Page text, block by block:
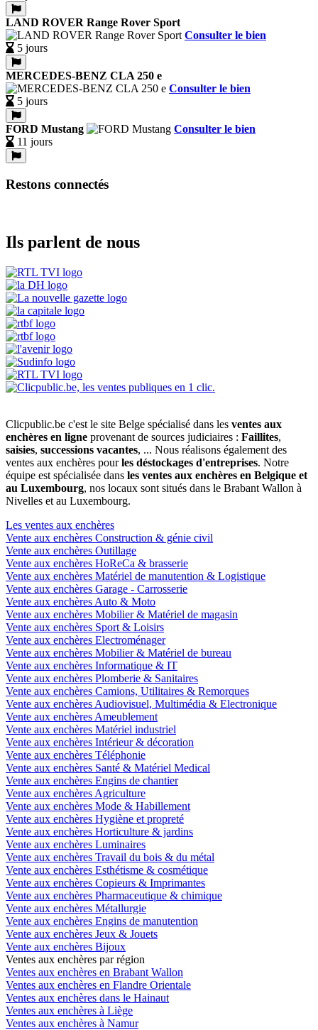
LAND ROVER Range Rover Sport
Consulter le bien
5 jours
MERCEDES-BENZ CLA 250 e
Consulter le bien
5 jours
FORD Mustang
Consulter le bien
11 jours
Restons connectés
Ils parlent de nous
Clicpublic.be c'est le site Belge spécialisé dans les ventes aux
enchères en ligne provenant de sources judiciaires : Faillites,
saisies, successions vacantes, ... Nous réalisons également des
ventes aux enchères pourles déstockages d'entreprises. Notre
équipe est spécialisée dans les ventes aux enchères en Belgique et
au Luxembourg, nos locaux sont situés dans le Brabant Wallon à
Nivelles et au Luxembourg.
Les ventes aux enchères
Vente aux enchères Construction & génie civil
Vente aux enchères Outillage
Vente aux enchères HoReCa & brasserie
Vente aux enchères Matériel de manutention & Logistique
Vente aux enchères Garage - Carrosserie
Vente aux enchères Auto & Moto
Vente aux enchères Mobilier & Matériel de magasin
Vente aux enchères Sport & Loisirs
Vente aux enchères Electroménager
Vente aux enchères Mobilier & Matériel de bureau
Vente aux enchères Informatique & IT
Vente aux enchères Plomberie & Sanitaires
Vente aux enchères Camions, Utilitaires & Remorques
Vente aux enchères Audiovisuel, Multimédia & Electronique
Vente aux enchères Ameublement
Vente aux enchères Matériel industriel
Vente aux enchères Intérieur & décoration
Vente aux enchères Téléphonie
Vente aux enchères Santé & Matériel Medical
Vente aux enchères Engins de chantier
Vente aux enchères Agriculture
Vente aux enchères Mode & Habillement
Vente aux enchères Hygiène et propreté
Vente aux enchères Horticulture & jardins
Vente aux enchères Luminaires
Vente aux enchères Travail du bois & du métal
Vente aux enchères Esthétisme & cosmétique
Vente aux enchères Copieurs & Imprimantes
Vente aux enchères Pharmaceutique & chimique
Vente aux enchères Métallurgie
Vente aux enchères Engins de manutention
Vente aux enchères Jeux & Jouets
Vente aux enchères Bijoux
Ventes aux enchères par région
Ventes aux enchères en Brabant Wallon
Ventes aux enchères en Flandre Orientale
Ventes aux enchères dans le Hainaut
Ventes aux enchères à Liège
Ventes aux enchères à Namur